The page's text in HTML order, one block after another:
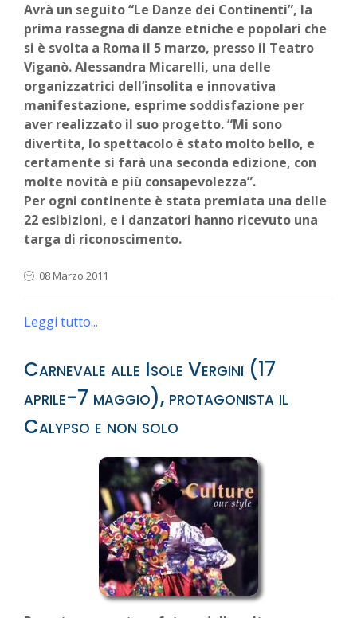
Avrà un seguito “Le Danze dei Continenti”, la
prima rassegna di danze etniche e popolari che
si è svolta a Roma il 5 marzo, presso il Teatro
Viganò. Alessandra Micarelli, una delle
organizzatrici dell’insolita e innovativa
manifestazione, esprime soddisfazione per
aver realizzato il suo progetto. “Mi sono
divertita, lo spettacolo è stato molto bello, e
certamente si farà una seconda edizione, con
molte novità e più consapevolezza”.
Per ogni continente è stata premiata una delle
22 esibizioni, e i danzatori hanno ricevuto una
targa di riconoscimento.
08 Marzo 2011
Leggi tutto...
Carnevale alle Isole Vergini (17
aprile-7 maggio), protagonista il
Calypso e non solo